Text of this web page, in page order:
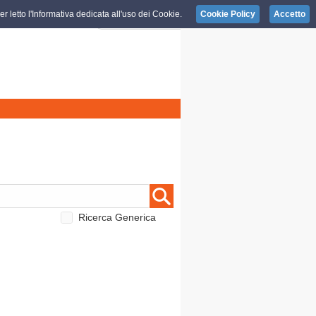
Ricerca Generica
letto l'Informativa dedicata all'uso dei Cookie. Cookie Policy Accetto